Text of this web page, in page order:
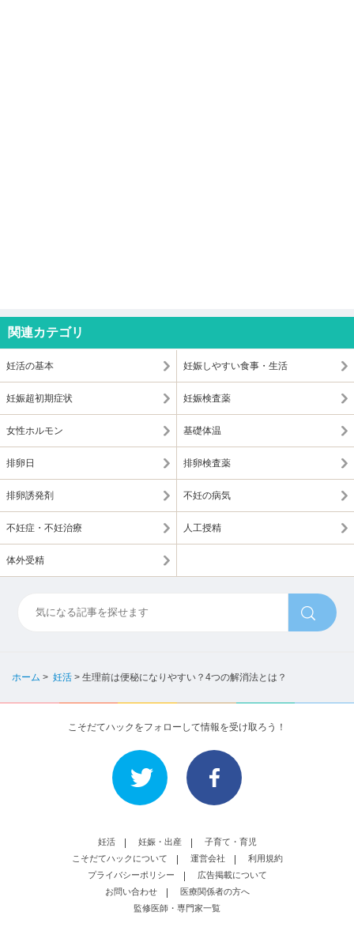
関連カテゴリ
妊活の基本 妊娠しやすい食事・生活
妊娠超初期症状 妊娠検査薬
女性ホルモン 基礎体温
排卵日 排卵検査薬
排卵誘発剤 不妊の病気
不妊症・不妊治療 人工授精
体外受精
ホーム > 妊活 > 生理前は便秘になりやすい？4つの解消法とは？
こそだてハックをフォローして情報を受け取ろう！
妊活 妊娠・出産
子育て・育児
こそだてハックについて
運営会社
利用規約
プライバシーポリシー
広告掲載について
お問い合わせ
医療関係者の方へ
監修医師・専門家一覧